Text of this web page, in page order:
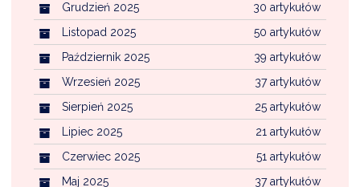
30 artykułów
Grudzień 2025
50 artykułów
Listopad 2025
39 artykułów
Październik 2025
37 artykułów
Wrzesień 2025
25 artykułów
Sierpień 2025
21 artykułów
Lipiec 2025
51 artykułów
Czerwiec 2025
37 artykułów
Maj 2025